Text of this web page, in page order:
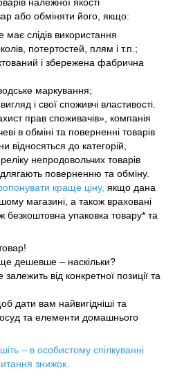
або обміняти його, якщо:
має слідів використання
потертостей, плям і т.п.;
і збережена фабрична
маркування;
і свої споживчі властивості.
прав споживачів», компанія
в обміні та поверненні товарів
відносяться до категорій,
непродовольчих товарів
поверненню та обміну.
краще ціну, якщо дана
магазині, а також враховані
безкоштовна упаковка товару* та
дешевше – наскільки?
від конкретної позиції та
дати вам найвигідніші та
та елементи домашнього
– в особистому спілкуванні
знижок.